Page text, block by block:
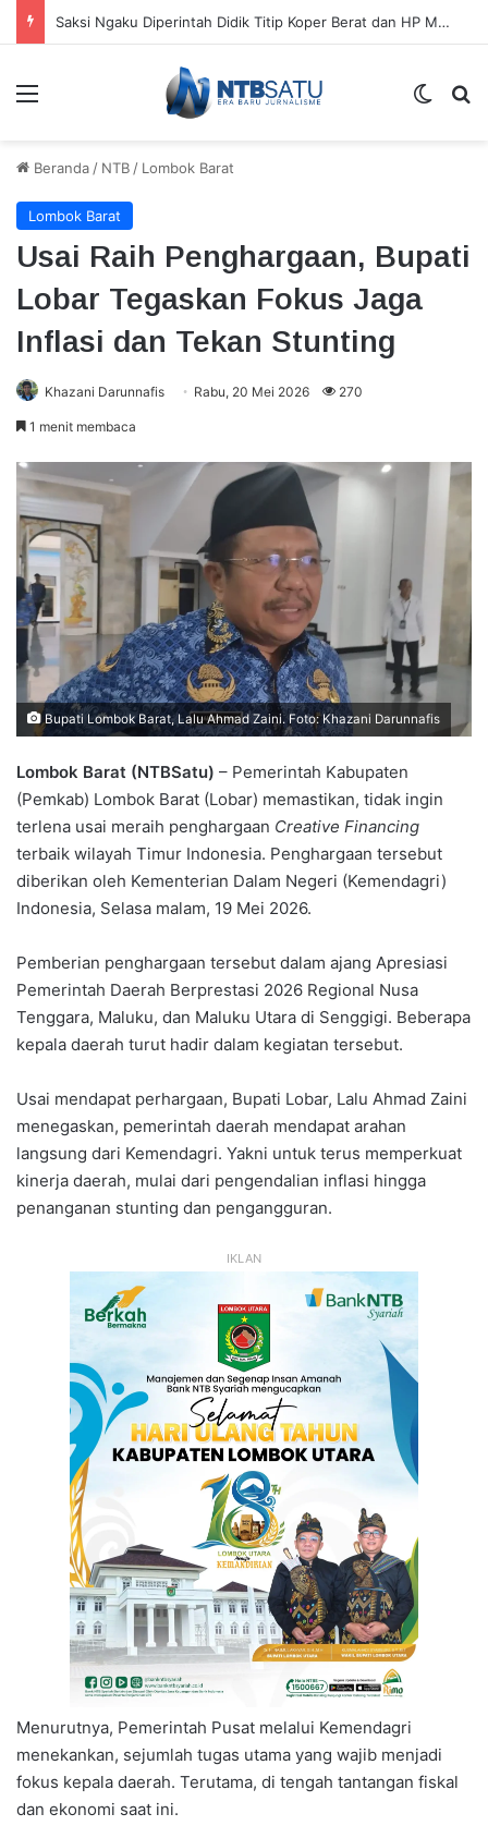
Saksi Ngaku Diperintah Didik Titip Koper Berat dan HP Mati ke Pegawai Bank
Menu
Beranda / NTB / Lombok Barat
Lombok Barat
Usai Raih Penghargaan, Bupati
Lobar Tegaskan Fokus Jaga
Inflasi dan Tekan Stunting
Khazani Darunnafis Rabu, 20 Mei 2026 270
1 menit membaca
Bupati Lombok Barat, Lalu Ahmad Zaini. Foto: Khazani Darunnafis
Lombok Barat (NTBSatu) – Pemerintah Kabupaten
(Pemkab) Lombok Barat (Lobar) memastikan, tidak ingin
terlena usai meraih penghargaan Creative Financing
terbaik wilayah Timur Indonesia. Penghargaan tersebut
diberikan oleh Kementerian Dalam Negeri (Kemendagri)
Indonesia, Selasa malam, 19 Mei 2026.
Pemberian penghargaan tersebut dalam ajang Apresiasi
Pemerintah Daerah Berprestasi 2026 Regional Nusa
Tenggara, Maluku, dan Maluku Utara di Senggigi. Beberapa
kepala daerah turut hadir dalam kegiatan tersebut.
Usai mendapat perhargaan, Bupati Lobar, Lalu Ahmad Zaini
menegaskan, pemerintah daerah mendapat arahan
langsung dari Kemendagri. Yakni untuk terus memperkuat
kinerja daerah, mulai dari pengendalian inflasi hingga
penanganan stunting dan pengangguran.
IKLAN
Menurutnya, Pemerintah Pusat melalui Kemendagri
menekankan, sejumlah tugas utama yang wajib menjadi
fokus kepala daerah. Terutama, di tengah tantangan fiskal
dan ekonomi saat ini.